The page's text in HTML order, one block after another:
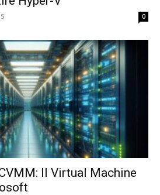
0
Il Virtual Machine